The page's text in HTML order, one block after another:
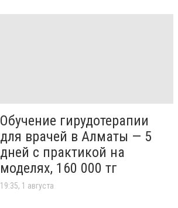
Обучение гирудотерапии
для врачей в Алматы — 5
дней с практикой на
моделях, 160 000 тг
19:35, 1 августа